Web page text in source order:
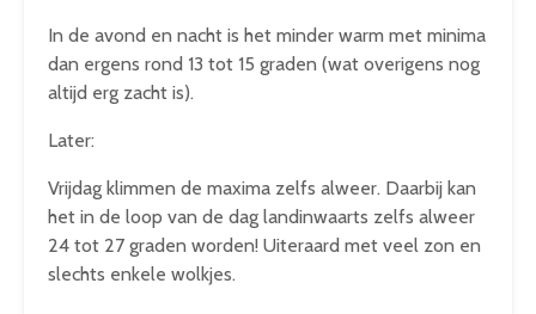
In de avond en nacht is het minder warm met minima
dan ergens rond 13 tot 15 graden (wat overigens nog
altijd erg zacht is).
Later:
Vrijdag klimmen de maxima zelfs alweer. Daarbij kan
het in de loop van de dag landinwaarts zelfs alweer
24 tot 27 graden worden! Uiteraard met veel zon en
slechts enkele wolkjes.